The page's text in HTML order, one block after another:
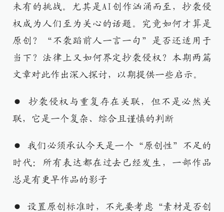
未有的挑战。尤其是AI创作汹涌而至，抄袭侵
权成为人们至为关心的话题。究竟如何才算是
原创？“不袭蹈前人一言一句”是否还适用于
当下？法律上又如何界定抄袭侵权？本期两篇
文章对此作出深入探讨，以期提供一些启示。
● 抄袭侵权与重复存在关联，但不是必然关
联，它是一个复杂、综合且谨慎的判断
● 我们必须承认今天是一个“原创性”不足的
时代：所有表达都在过去已经发生，一部作品
总是有更早作品的影子
● 设置原创标准时，不光要考虑“素材是否创